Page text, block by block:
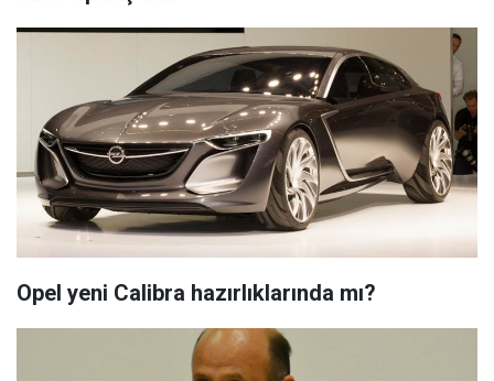
Opel yeni Calibra hazırlıklarında mı?